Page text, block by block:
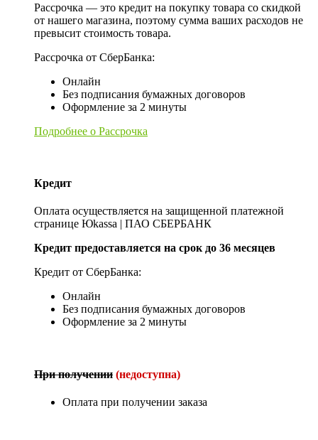
Рассрочка — это кредит на покупку товара со скидкой
от нашего магазина, поэтому сумма ваших расходов не
превысит стоимость товара.
Рассрочка от СберБанка:
Онлайн
Без подписания бумажных договоров
Оформление за 2 минуты
Подробнее о Рассрочка
Кредит
Оплата осуществляется на защищенной платежной
странице Юkassa | ПАО СБЕРБАНК
Кредит предоставляется на срок до 36 месяцев
Кредит от СберБанка:
Онлайн
Без подписания бумажных договоров
Оформление за 2 минуты
При получении (недоступна)
Оплата при получении заказа